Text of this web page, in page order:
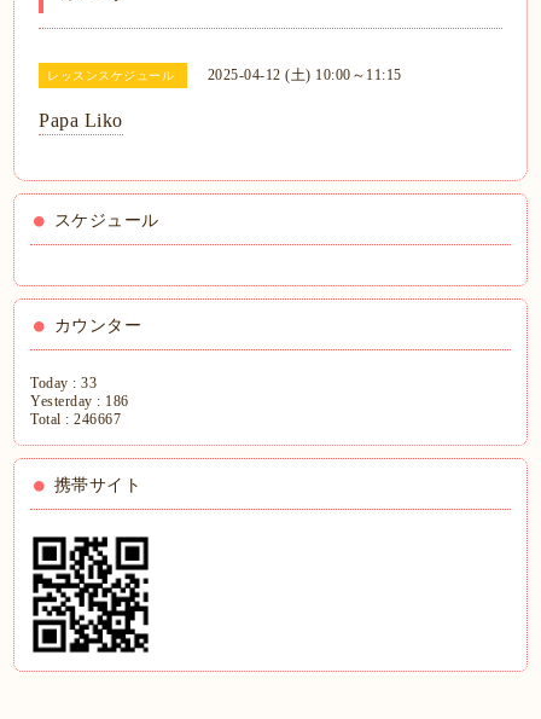
レッスンスケジュール 2025-04-12 (土) 10:00～11:15
Papa Liko
スケジュール
カウンター
Today :33
Yesterday : 186
Total :246667
携帯サイト